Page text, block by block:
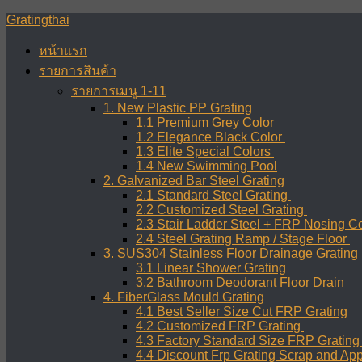
Skip
content
Gratingthai
หน้าแรก
รายการสินค้า
รายการเมนู 1-11
1. New Plastic PP Grating
1.1 Premium Grey Color
1.2 Elegance Black Color
1.3 Elite Special Colors
1.4 New Swimming Pool
2. Galvanized Bar Steel Grating
2.1 Standard Steel Grating
2.2 Customized Steel Grating
2.3 Stair Ladder Steel + FRP Nosing
2.4 Steel Grating Ramp / Stage Floor
3. SUS304 Stainless Floor Drainage Grating
3.1 Linear Shower Grating
3.2 Bathroom Deodorant Floor Drain
4. FiberGlass Mould Grating
4.1 Best Seller Size Cut FRP Grating
4.2 Customized FRP Grating
4.3 Factory Standard Size FRP Grating
4.4 Discount Frp Grating Scrap and